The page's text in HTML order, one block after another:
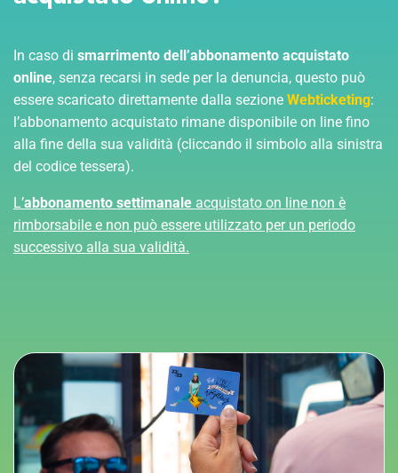
In caso di smarrimento dell’abbonamento acquistato
online, senza recarsi in sede per la denuncia, questo può
essere scaricato direttamente dalla sezione Webticketing:
l’abbonamento acquistato rimane disponibile on line fino
alla fine della sua validità (cliccando il simbolo alla sinistra
del codice tessera).
L’abbonamento settimanale acquistato on line non è
rimborsabile e non può essere utilizzato per un periodo
successivo alla sua validità.